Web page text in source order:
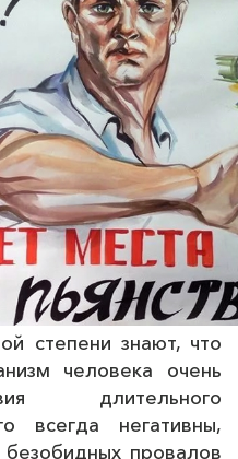
степени знают, что
человека очень
длительного
всегда негативны,
провалов